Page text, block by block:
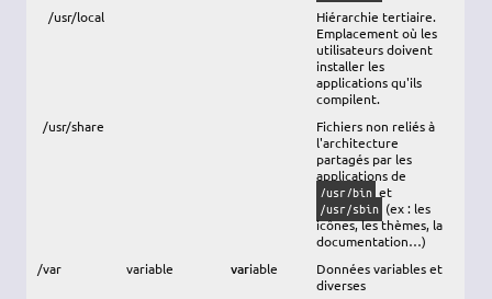
/usr/local
Hiérarchie tertiaire.
Emplacement où les
utilisateurs doivent
installer les
applications qu'ils
compilent.
/usr/share
Fichiers non reliés à
l'architecture
partagés par les
applications de
/usr/bin et
/usr/sbin (ex : les
icônes, les thèmes, la
documentation…)
/var
variable variable
Données variables et
diverses